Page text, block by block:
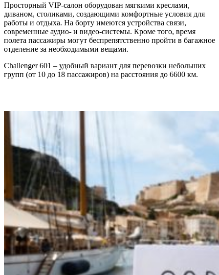
Просторный VIP-салон оборудован мягкими креслами,
диваном, столиками, создающими комфортные условия для
работы и отдыха. На борту имеются устройства связи,
современные аудио- и видео-системы. Кроме того, время
полета пассажиры могут беспрепятственно пройти в багажное
отделение за необходимыми вещами.
Challenger 601 – удобный вариант для перевозки небольших
групп (от 10 до 18 пассажиров) на расстояния до 6600 км.